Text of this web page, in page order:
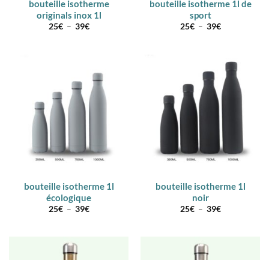
bouteille isotherme
originals inox 1l
25€ – 39€Plage
bouteille isotherme 1l de
sport
25€ – 39€Plage
39€
bouteille isotherme 1l
écologique
25€ – 39€Plage
bouteille isotherme 1l
noir
25€ – 39€Plage